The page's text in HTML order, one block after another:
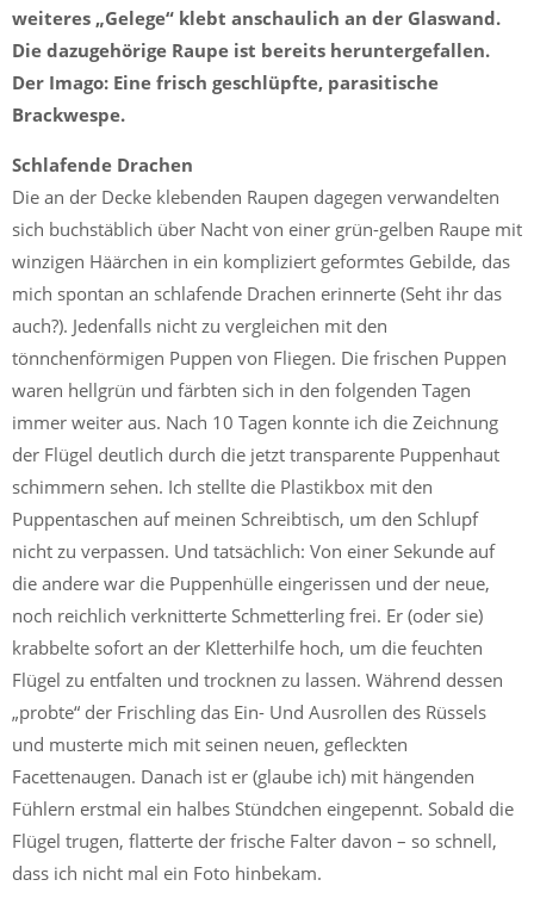
weiteres „Gelege“ klebt anschaulich an der Glaswand.
Die dazugehörige Raupe ist bereits heruntergefallen.
Der Imago: Eine frisch geschlüpfte, parasitische
Brackwespe.
Schlafende Drachen
Die an der Decke klebenden Raupen dagegen verwandelten
sich buchstäblich über Nacht von einer grün-gelben Raupe mit
winzigen Häärchen in ein kompliziert geformtes Gebilde, das
mich spontan an schlafende Drachen erinnerte (Seht ihr das
auch?). Jedenfalls nicht zu vergleichen mit den
tönnchenförmigen Puppen von Fliegen. Die frischen Puppen
waren hellgrün und färbten sich in den folgenden Tagen
immer weiter aus. Nach 10 Tagen konnte ich die Zeichnung
der Flügel deutlich durch die jetzt transparente Puppenhaut
schimmern sehen. Ich stellte die Plastikbox mit den
Puppentaschen auf meinen Schreibtisch, um den Schlupf
nicht zu verpassen. Und tatsächlich: Von einer Sekunde auf
die andere war die Puppenhülle eingerissen und der neue,
noch reichlich verknitterte Schmetterling frei. Er (oder sie)
krabbelte sofort an der Kletterhilfe hoch, um die feuchten
Flügel zu entfalten und trocknen zu lassen. Während dessen
„probte“ der Frischling das Ein- Und Ausrollen des Rüssels
und musterte mich mit seinen neuen, gefleckten
Facettenaugen. Danach ist er (glaube ich) mit hängenden
Fühlern erstmal ein halbes Stündchen eingepennt. Sobald die
Flügel trugen, flatterte der frische Falter davon – so schnell,
dass ich nicht mal ein Foto hinbekam.